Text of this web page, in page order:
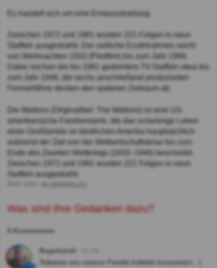
Es handelt sich um eine Erstausstrahlung
Zwischen 1972 und 1981 wurden 221 Folgen in neun
Staffeln ausgestrahlt. Der zeitliche Erzählrahmen reicht
von Weihnachten 1933 (Pilotfilm) bis zum Jahr 1969.
Dabei reichen die bis 1981 gedrehtem TV-Staffeln etwa bis
zum Jahr 1946, die sechs anschließend produzierten
Fernsehfilme decken den späteren Zeitraum ab.
Die Waltons (Originaltitel: The Waltons) ist eine US-
amerikanische Familienserie, die das schwierige Leben
einer Großfamilie im ländlichen Amerika hauptsächlich
während der Zeit von der Weltwirtschaftskrise bis zum
Ende des Zweiten Weltkriegs (1933–1946) beschreibt.
Zwischen 1972 und 1981 wurden 221 Folgen in neun
Staffeln ausgestrahlt.
de.wikipedia.org
Was sind Ihre Gedanken dazu?
5 Kommentare
Bugattandi
Teilweise von unserer Familie kollektiv konsumiert...:(